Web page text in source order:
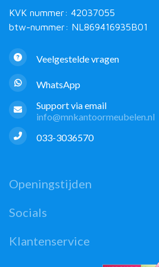
KVK nummer: 42037055
btw-nummer: NL869416935B01
Veelgestelde vragen
WhatsApp
Support via email
info@mnkantoormeubelen.nl
033-3036570
Openingstijden
Socials
Klantenservice